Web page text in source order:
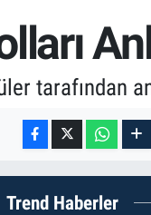
tarafından
Trend Haberler